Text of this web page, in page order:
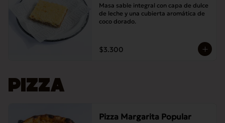
Masa sable integral con capa de dulce
de leche y una cubierta aromática de
coco dorado.
$3.300
PIZZA
Pizza Margarita Popular